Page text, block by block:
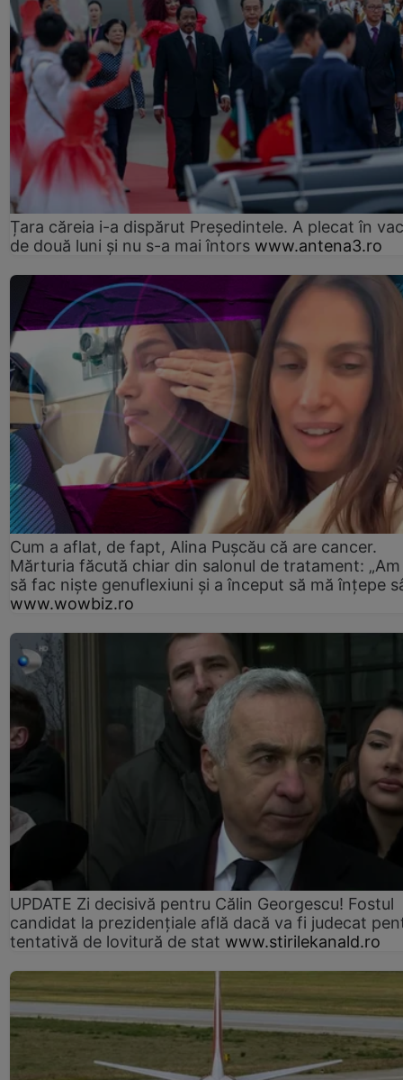
Țara căreia i-a dispărut Președintele. A plecat în
de două luni și nu s-a mai întors www.antena3.ro
Cum a aflat, de fapt, Alina Pușcău că are cancer.
Mărturia făcută chiar din salonul de tratament:
să fac niște genuflexiuni și a început să mă înțepe
www.wowbiz.ro
UPDATE Zi decisivă pentru Călin Georgescu! Fostul
candidat la prezidențiale află dacă va fi judecat
tentativă de lovitură de stat www.stirilekanald.ro